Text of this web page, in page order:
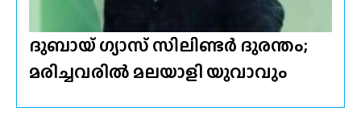
ദുബായ് ഗ്യാസ് സിലിണ്ടർ ദുരന്തം;
മരിച്ചവരിൽ മലയാളി യുവാവും